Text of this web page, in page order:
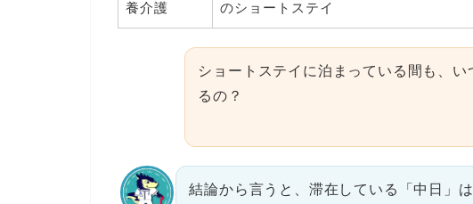
養介護
のショートステイ
ショートステイに泊まっている間も、い
るの？
結論から言うと、滞在している「中日」